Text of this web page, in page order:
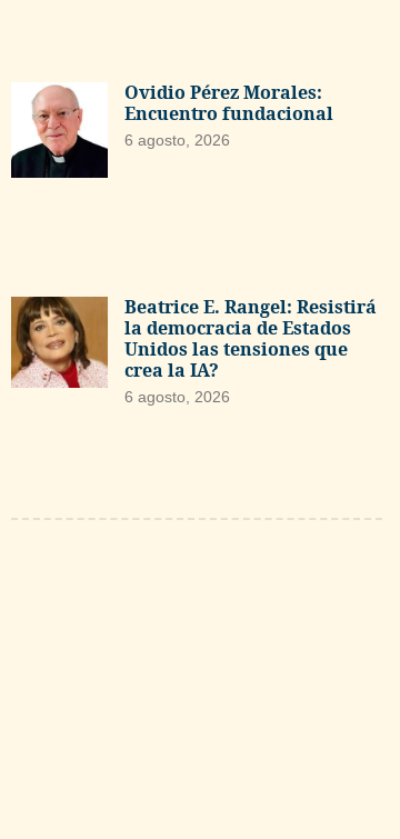
Ovidio Pérez Morales:
Encuentro fundacional
6 agosto, 2026
Beatrice E. Rangel: Resistirá
la democracia de Estados
Unidos las tensiones que
crea la IA?
6 agosto, 2026